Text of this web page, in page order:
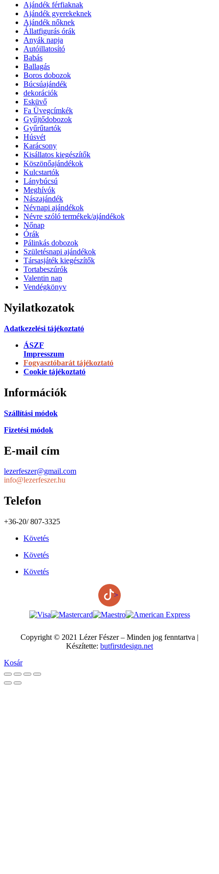
Ajándék férfiaknak
Ajándék gyerekeknek
Ajándék nőknek
Állatfigurás órák
Anyák napja
Autóillatosító
Babás
Ballagás
Boros dobozok
Búcsúajándék
dekorációk
Esküvő
Fa Üvegcímkék
Gyűjtődobozok
Gyűrűtartók
Húsvét
Karácsony
Kisállatos kiegészítők
Köszönőajándékok
Kulcstartók
Lánybúcsú
Meghívók
Nászajándék
Névnapi ajándékok
Névre szóló termékek/ajándékok
Nőnap
Órák
Pálinkás dobozok
Születésnapi ajándékok
Társasjáték kiegészítők
Tortabeszúrók
Valentin nap
Vendégkönyv
Nyilatkozatok
Adatkezelési tájékoztató
ÁSZF
Impresszum
Fogyasztóbarát tájékoztató
Cookie tájékoztató
Információk
Szállítási módok
Fizetési módok
E-mail cím
lezerfeszer@gmail.com
info@lezerfeszer.hu
Telefon
+36-20/ 807-3325
Követés
Követés
Követés
>
Copyright © 2021 Lézer Fészer – Minden jog fenntartva |
Készítette: butfirstdesign.net
Kosár